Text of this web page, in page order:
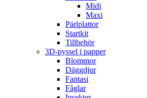
Midi
Maxi
Pärlplattor
Startkit
Tillbehör
3D-pyssel i papper
Blommor
Däggdjur
Fantasi
Fåglar